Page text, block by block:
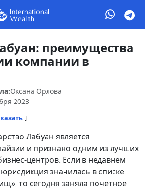
преимущества
компании в
Оксана Орлова
2023
Лабуан является
и признано одним из лучших
центров. Если в недавнем
значилась в списке
то сегодня заняла почетное